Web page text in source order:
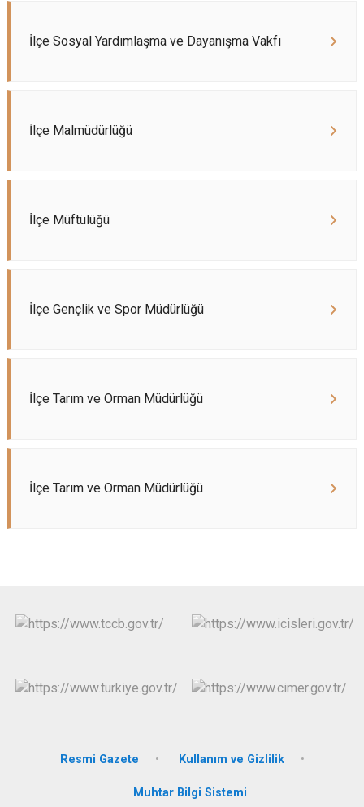
İlçe Sosyal Yardımlaşma ve Dayanışma Vakfı
İlçe Malmüdürlüğü
İlçe Müftülüğü
İlçe Gençlik ve Spor Müdürlüğü
İlçe Tarım ve Orman Müdürlüğü
İlçe Tarım ve Orman Müdürlüğü
Resmi Gazete Kullanım ve Gizlilik
Muhtar Bilgi Sistemi